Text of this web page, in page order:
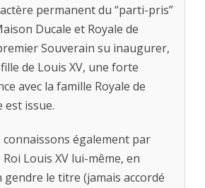
permanent du “parti-pris”
Ducale et Royale de
Souverain su inaugurer,
de Louis XV, une forte
avec la famille Royale de
est issue.
connaissons également par
Louis XV lui-même, en
le titre (jamais accordé